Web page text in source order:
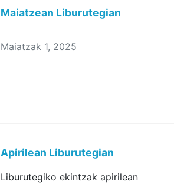
Maiatzean Liburutegian
Maiatzak 1, 2025
Apirilean Liburutegian
Liburutegiko ekintzak apirilean